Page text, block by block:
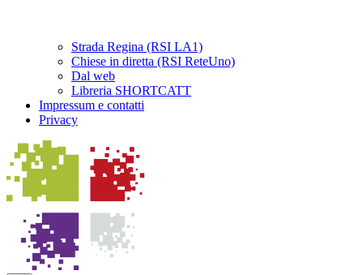
Strada Regina (RSI LA1)
Chiese in diretta (RSI ReteUno)
Dal web
Libreria SHORTCATT
Impressum e contatti
Privacy